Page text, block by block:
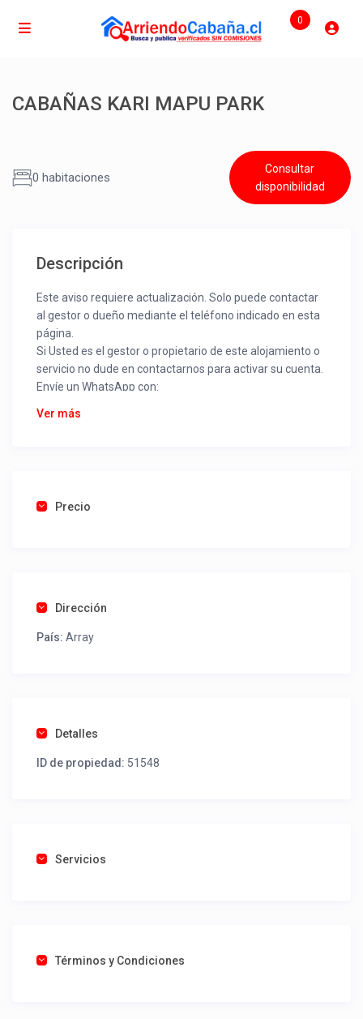
0
CABAÑAS KARI MAPU PARK
0 habitaciones
Consultar
disponibilidad
Descripción
Este aviso requiere actualización. Solo puede contactar
al gestor o dueño mediante el teléfono indicado en esta
página.
Si Usted es el gestor o propietario de este alojamiento o
servicio no dude en contactarnos para activar su cuenta.
Envíe un WhatsApp con:
Nombre alojamiento o servicio
Una foto de cuenta de luz o agua o gas que acredite
como un profesional sin COMISIONES ni ESTAFAS.
Tel contacto propiedad:
Ver más
Precio
Dirección
País: Array
Detalles
ID de propiedad: 51548
Servicios
Términos y Condiciones